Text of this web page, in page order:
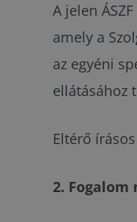
A jelen
amely a
az egyéni
ellátásához
Eltérő
2. Fogalom